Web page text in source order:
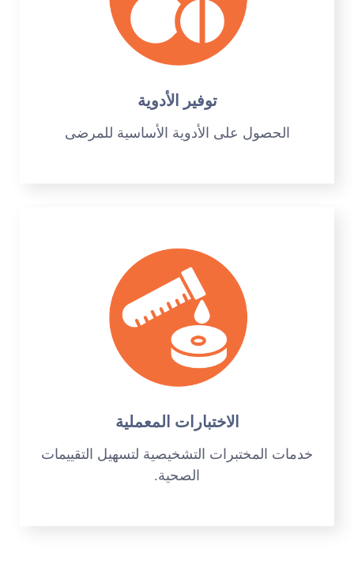
توفير الأدوية
الحصول على الأدوية الأساسية للمرضى
الاختبارات المعملية
خدمات المختبرات التشخيصية لتسهيل التقييمات
الصحية.